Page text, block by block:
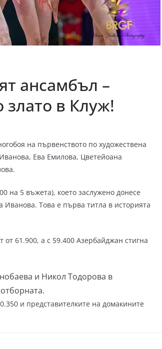
ансамбъл –
злато в Клуж!
на първенството по художествена
Ева Емилова, Цветейоана
на 5 въжета), което заслужено донесе
Това е първа титла в историята
61.900, а с 59.400 Азербайджан стигна
и Никол Тодорова в
и представителките на домакините